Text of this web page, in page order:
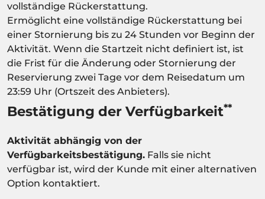
vollständige Rückerstattung.
Ermöglicht eine vollständige Rückerstattung bei
einer Stornierung bis zu 24 Stunden vor Beginn der
Aktivität. Wenn die Startzeit nicht definiert ist, ist
die Frist für die Änderung oder Stornierung der
Reservierung zwei Tage vor dem Reisedatum um
23:59 Uhr (Ortszeit des Anbieters).
Bestätigung der Verfügbarkeit**
Aktivität abhängig von der
Verfügbarkeitsbestätigung. Falls sie nicht
verfügbar ist, wird der Kunde mit einer alternativen
Option kontaktiert.